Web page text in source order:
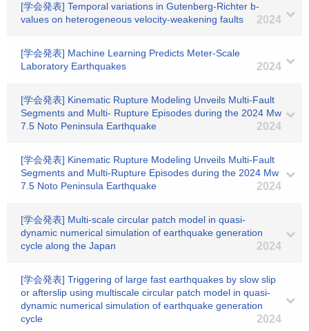
[学会発表] Temporal variations in Gutenberg-Richter b-
values on heterogeneous velocity-weakening faults
2024
[学会発表] Machine Learning Predicts Meter-Scale
Laboratory Earthquakes
2024
[学会発表] Kinematic Rupture Modeling Unveils Multi-Fault
Segments and Multi- Rupture Episodes during the 2024 Mw
7.5 Noto Peninsula Earthquake
2024
[学会発表] Kinematic Rupture Modeling Unveils Multi-Fault
Segments and Multi-Rupture Episodes during the 2024 Mw
7.5 Noto Peninsula Earthquake
2024
[学会発表] Multi-scale circular patch model in quasi-
dynamic numerical simulation of earthquake generation
cycle along the Japan
2024
[学会発表] Triggering of large fast earthquakes by slow slip
or afterslip using multiscale circular patch model in quasi-
dynamic numerical simulation of earthquake generation
cycle
2024